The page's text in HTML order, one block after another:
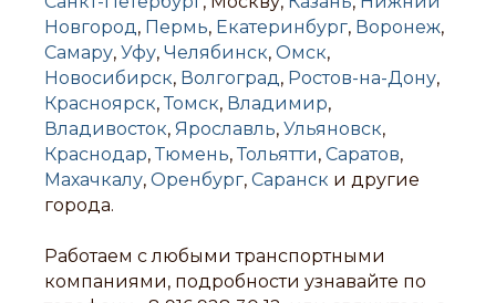
Новгород, Пермь, Екатеринбург, Воронеж,
Самару, Уфу, Челябинск, Омск,
Новосибирск, Волгоград, Ростов-на-Дону,
Красноярск,Томск, Владимир,
Владивосток, Ярославль, Ульяновск,
Краснодар,Тюмень,Тольятти, Саратов,
Махачкалу, Оренбург, Саранск и другие
города.
Работаем с любыми транспортными
компаниями, подробности узнавайте по